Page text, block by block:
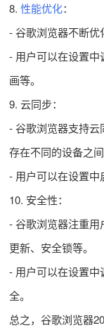
8. 性能优化：
- 谷歌浏览器不断优
- 用户可以在设置
画等。
9. 云同步：
- 谷歌浏览器支持
存在不同的设备之间
- 用户可以在设置中
10. 安全性：
- 谷歌浏览器注重
更新、安全锁等。
- 用户可以在设置
全。
总之，谷歌浏览器